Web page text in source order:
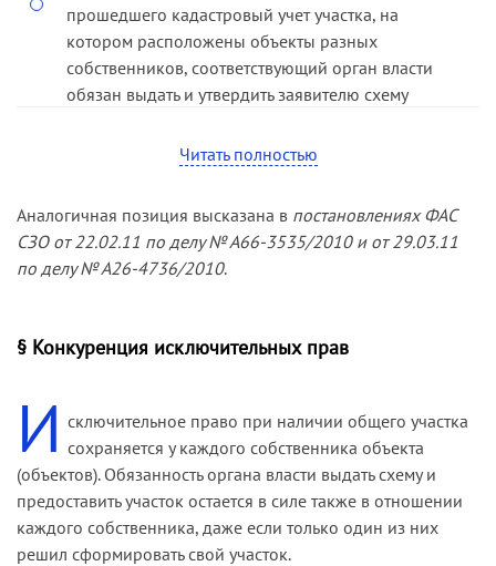
прошедшего кадастровый учет участка, на
котором расположены объекты разных
собственников, соответствующий орган власти
обязан выдать и утвердить заявителю схему
его объектом: «Примерная схема раздела
(выдела) земельного участка должна быть
По логике суда, схема является именно
примерной исходя из последовательности
действий, установленной законом:
а предоставление участка происходит лишь при
Читать полностью
Аналогичная позиция высказана в постановлениях ФАС
СЗО от 22.02.11 по делу № А66-3535/2010 и от 29.03.11
по делу № А26-4736/2010.
§ Конкуренция исключительных прав
И сключительное право при наличии общего участка
сохраняется у каждого собственника объекта
(объектов). Обязанность органа власти выдать схему и
предоставить участок остается в силе также в отношении
каждого собственника, даже если только один из них
решил сформировать свой участок.